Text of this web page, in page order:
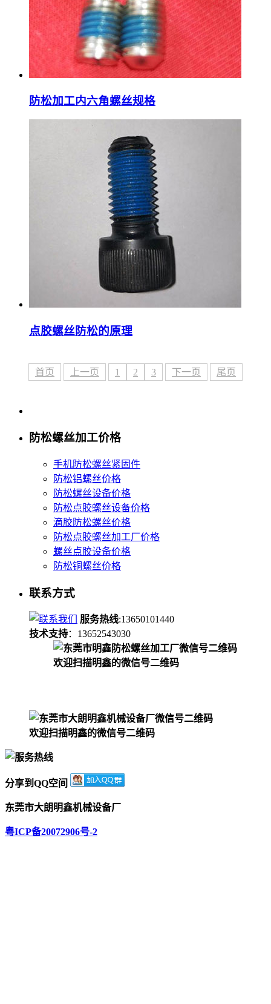
防松加工内六角螺丝规格
点胶螺丝防松的原理
首页 上一页 1 2 3 下一页 尾页
防松螺丝加工价格
手机防松螺丝紧固件
防松铝螺丝价格
防松螺丝设备价格
防松点胶螺丝设备价格
滴胶防松螺丝价格
防松点胶螺丝加工厂价格
螺丝点胶设备价格
防松铜螺丝价格
联系方式
服务热线:13650101440
技术支持：13652543030
欢迎扫描明鑫的微信号二维码
欢迎扫描明鑫的微信号二维码
分享到QQ空间
东莞市大朗明鑫机械设备厂
粤ICP备20072906号-2